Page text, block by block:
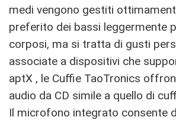
medi vengono gestiti
preferito dei bassi leggermente
corposi, ma si tratta di gusti
associate a dispositivi che
aptX , le Cuffie TaoTronics
audio da CD simile a quello di
Il microfono integrato consente